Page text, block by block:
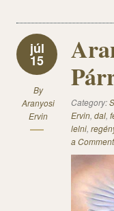
júl
15
By
Aranyosi
Ervin
Category:
Ervin, dal,
lelni,
a Comment